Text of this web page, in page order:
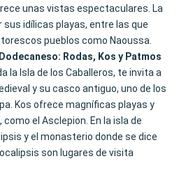
unas vistas espectaculares. La
idílicas playas, entre las que
pueblos como Naoussa.
Rodas, Kos y Patmos
la Isla de los Caballeros, te invita a
y su casco antiguo, uno de los
Kos ofrece magníficas playas y
el Asclepion. En la isla de
y el monasterio donde se dice
son lugares de visita